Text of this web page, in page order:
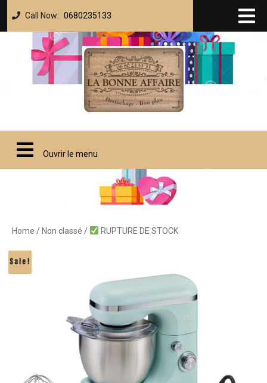
Call Now: 0680235133
Ouvrir le menu
Home / Non classé / RUPTURE DE STOCK
Sale!